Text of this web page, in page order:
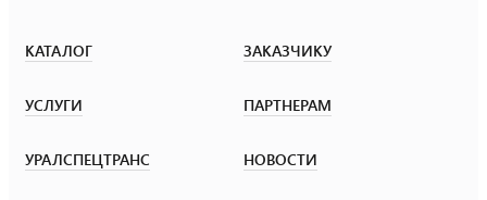
КАТАЛОГ ЗАКАЗЧИКУ
УСЛУГИ ПАРТНЕРАМ
УРАЛСПЕЦТРАНС НОВОСТИ